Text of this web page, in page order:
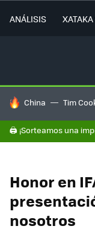
ANÁLISIS
HOY SE HABLA DE
China Tim
🖨️ ¡Sorteamos una
Honor en
nosotros